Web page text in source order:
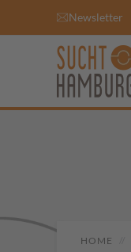
Newsletter
HOME